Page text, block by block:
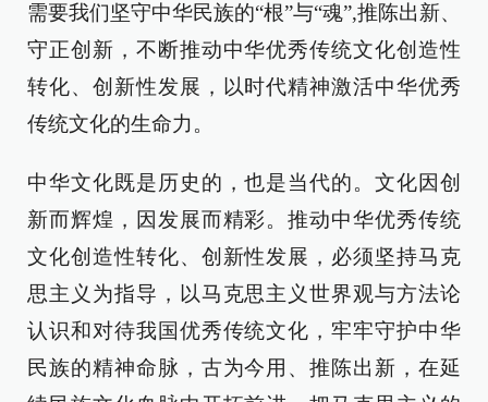
需要我们坚守中华民族的“根”与“魂”,推陈出新、
守正创新，不断推动中华优秀传统文化创造性
转化、创新性发展，以时代精神激活中华优秀
传统文化的生命力。
中华文化既是历史的，也是当代的。文化因创
新而辉煌，因发展而精彩。推动中华优秀传统
文化创造性转化、创新性发展，必须坚持马克
思主义为指导，以马克思主义世界观与方法论
认识和对待我国优秀传统文化，牢牢守护中华
民族的精神命脉，古为今用、推陈出新，在延